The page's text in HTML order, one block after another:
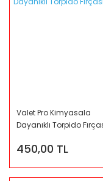
Valet Pro Kimyasala
Dayanıklı Torpido
450,00 TL